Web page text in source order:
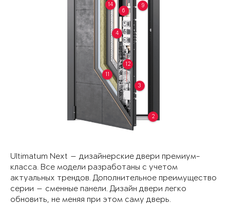
2
3
4
6
9
11
12
14
Ultimatum Next — дизайнерские двери премиум-
класса. Все модели разработаны с учетом
актуальных трендов. Дополнительное преимущество
серии — сменные панели. Дизайн двери легко
обновить, не меняя при этом саму дверь.